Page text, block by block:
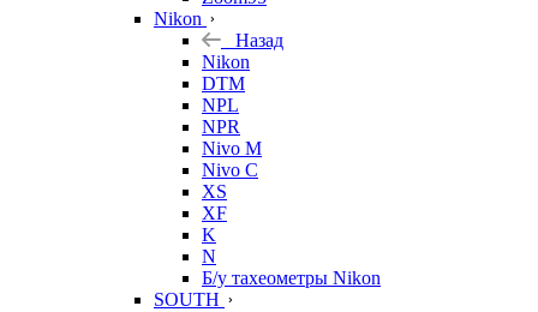
Nikon
Назад
Nikon
DTM
NPL
NPR
Nivo M
Nivo C
XS
XF
K
N
Б/у тахеометры Nikon
SOUTH